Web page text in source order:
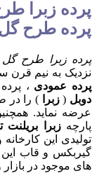
طرح گل
طرح گلصنایع
نیم قرن سابقه
، پرده های
) را در طرح ها و
همچنین
بریلنت ترکیهمی
کارخانه وارداتی
و قاب این
در بازار و بدون